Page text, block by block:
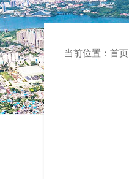
当前位置： 首页